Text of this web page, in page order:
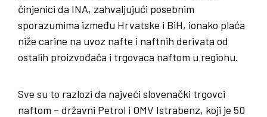
činjenici da INA, zahvaljujući posebnim
sporazumima između Hrvatske i BiH, ionako plaća
niže carine na uvoz nafte i naftnih derivata od
ostalih proizvođača i trgovaca naftom u regionu.
Sve su to razlozi da najveći slovenački trgovci
naftom – državni Petrol i OMV Istrabenz, koji je 50